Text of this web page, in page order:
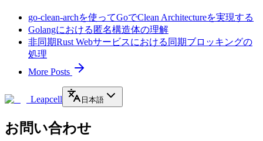
go-clean-archを使ってGoでClean Architectureを実現する
Golangにおける匿名構造体の理解
非同期Rust Webサービスにおける同期ブロッキングの
処理
More Posts
Leapcell 日本語
お問い合わせ